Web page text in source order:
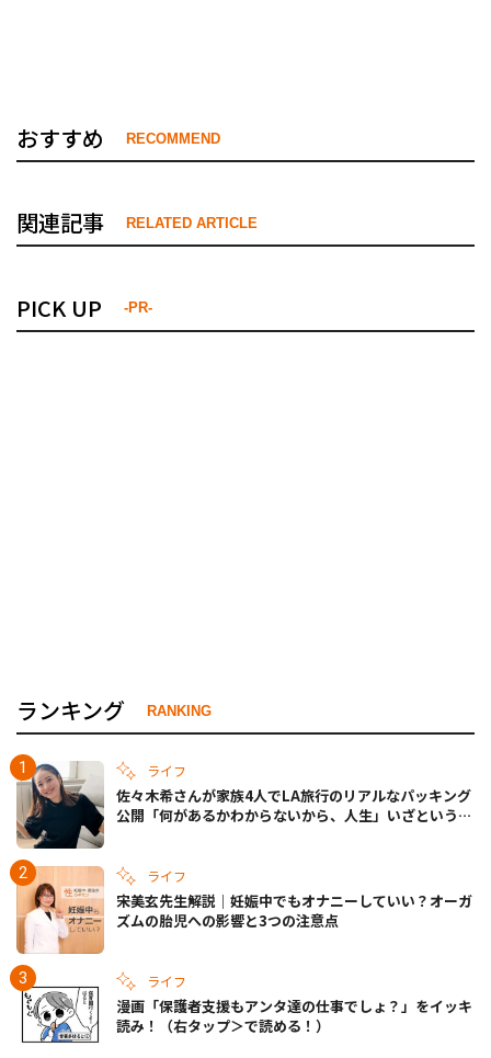
おすすめ RECOMMEND
関連記事 RELATED ARTICLE
PICK UP -PR-
ランキング RANKING
ライフ
佐々木希さんが家族4人でLA旅行のリアルなパッキング
公開「何があるかわからないから、人生」いざというと
ライフ
宋美玄先生解説｜妊娠中でもオナニーしていい？オーガ
ズムの胎児への影響と3つの注意点
ライフ
漫画「保護者支援もアンタ達の仕事でしょ？」をイッキ
読み！（右タップ＞で読める！）